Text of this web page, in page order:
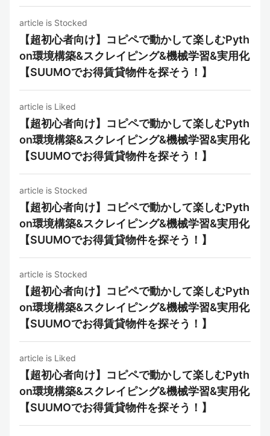
article is Stocked
【超初心者向け】コピペで動かして楽しむPyth
on環境構築&スクレイピング&機械学習&実用化
【SUUMOでお得賃貸物件を探そう！】
article is Liked
【超初心者向け】コピペで動かして楽しむPyth
on環境構築&スクレイピング&機械学習&実用化
【SUUMOでお得賃貸物件を探そう！】
article is Stocked
【超初心者向け】コピペで動かして楽しむPyth
on環境構築&スクレイピング&機械学習&実用化
【SUUMOでお得賃貸物件を探そう！】
article is Stocked
【超初心者向け】コピペで動かして楽しむPyth
on環境構築&スクレイピング&機械学習&実用化
【SUUMOでお得賃貸物件を探そう！】
article is Liked
【超初心者向け】コピペで動かして楽しむPyth
on環境構築&スクレイピング&機械学習&実用化
【SUUMOでお得賃貸物件を探そう！】